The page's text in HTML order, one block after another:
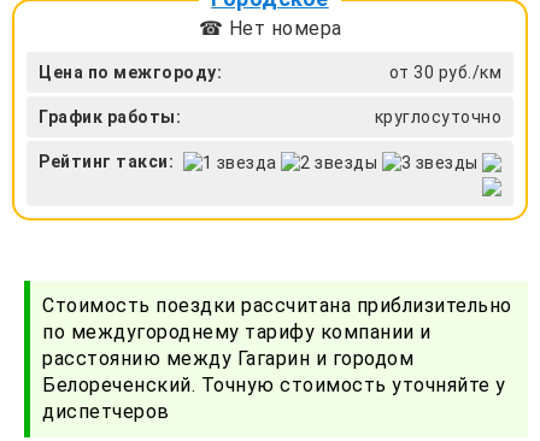
☎ Нет номера
Цена по межгороду: от 30 руб./км
График работы: круглосуточно
Рейтинг такси:
Стоимость поездки рассчитана приблизительно
по междугороднему тарифу компании и
расстоянию между Гагарин и городом
Белореченский. Точную стоимость уточняйте у
диспетчеров